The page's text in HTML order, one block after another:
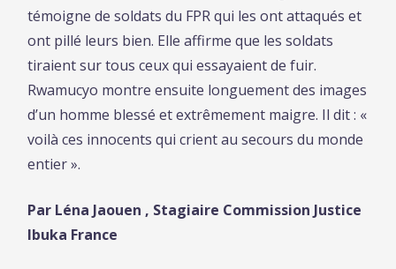
témoigne de soldats du FPR qui les ont attaqués et
ont pillé leurs bien. Elle affirme que les soldats
tiraient sur tous ceux qui essayaient de fuir.
Rwamucyo montre ensuite longuement des images
d’un homme blessé et extrêmement maigre. Il dit : «
voilà ces innocents qui crient au secours du monde
entier ».
Par Léna Jaouen , Stagiaire Commission Justice
Ibuka France